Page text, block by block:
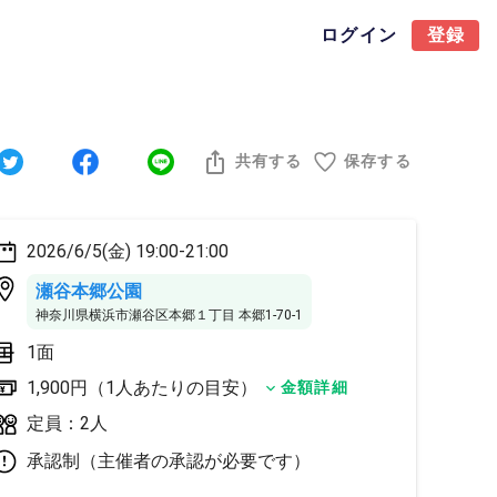
ログイン 登録
共有する 保存する
2026/6/5(金) 19:00-21:00
瀬谷本郷公園
神奈川県横浜市瀬谷区本郷１丁目 本郷1-70-1
1面
1,900円（1人あたりの目安）
金額詳細
定員：2人
承認制（主催者の承認が必要です）